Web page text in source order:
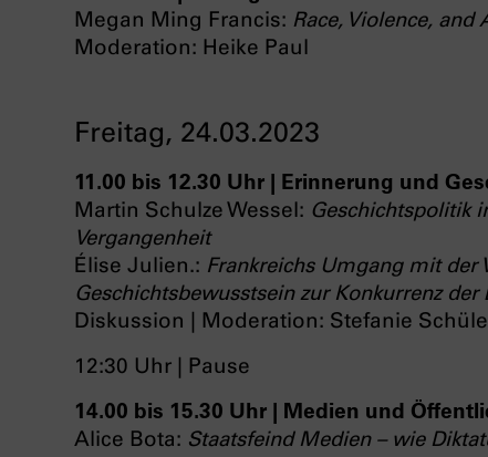
Megan Ming Francis: Race, Violence,
Moderation: Heike Paul
Freitag, 24.03.2023
11.00 bis 12.30 Uhr | Erinnerung und
Martin Schulze Wessel: Geschichtspolitik
Vergangenheit
Élise Julien.: Frankreichs Umgang mit der
Geschichtsbewusstsein zur Konkurrenz
Diskussion | Moderation: Stefanie
12:30 Uhr | Pause
14.00 bis 15.30 Uhr | Medien und
Alice Bota: Staatsfeind Medien – wie